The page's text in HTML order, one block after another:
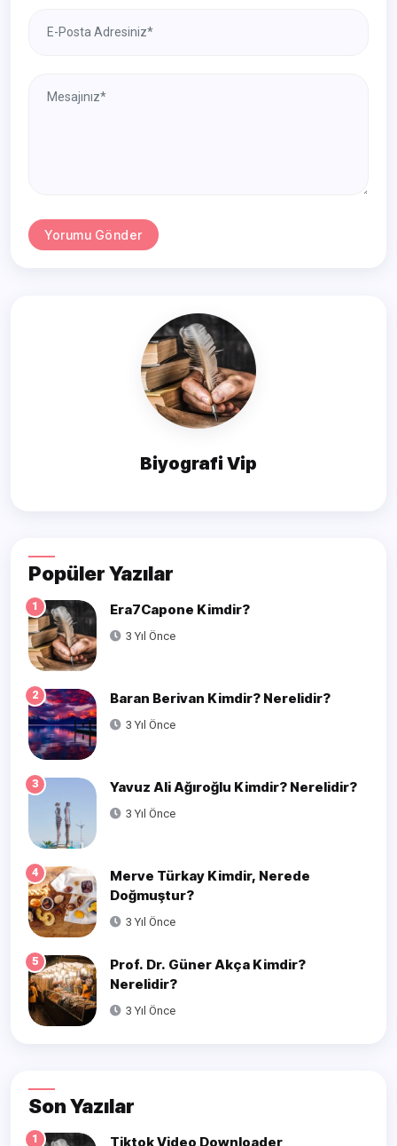
Yorumu Gönder
Biyografi Vip
Popüler Yazılar
1 Era7Capone Kimdir?
3 Yıl Önce
2 Baran Berivan Kimdir? Nerelidir?
3 Yıl Önce
3 Yavuz Ali Ağıroğlu Kimdir? Nerelidir?
3 Yıl Önce
4
Merve Türkay Kimdir, Nerede
Doğmuştur?
3 Yıl Önce
5
Prof. Dr. Güner Akça Kimdir?
Nerelidir?
3 Yıl Önce
Son Yazılar
1 Tiktok Video Downloader